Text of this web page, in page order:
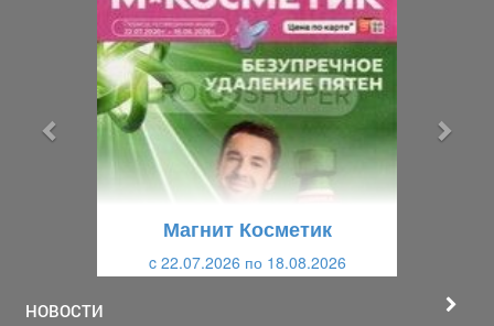
Магнит Косметик
c 22.07.2026 по 18.08.2026
НОВОСТИ